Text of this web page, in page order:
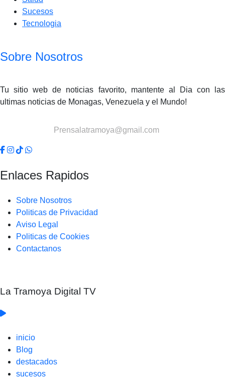
Sucesos
Tecnologia
Sobre Nosotros
Tu sitio web de noticias favorito, mantente al Dia con las
ultimas noticias de Monagas, Venezuela y el Mundo!
Prensalatramoya@gmail.com
Enlaces Rapidos
Sobre Nosotros
Politicas de Privacidad
Aviso Legal
Politicas de Cookies
Contactanos
La Tramoya Digital TV
inicio
Blog
destacados
sucesos